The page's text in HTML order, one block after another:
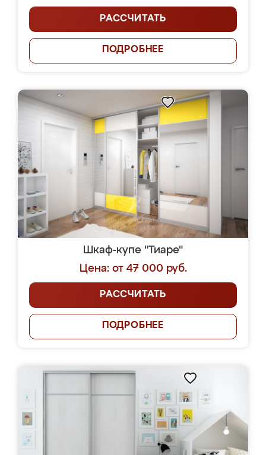
РАССЧИТАТЬ
ПОДРОБНЕЕ
Шкаф-купе "Тиаре"
Цена: от 47 000 руб.
РАССЧИТАТЬ
ПОДРОБНЕЕ